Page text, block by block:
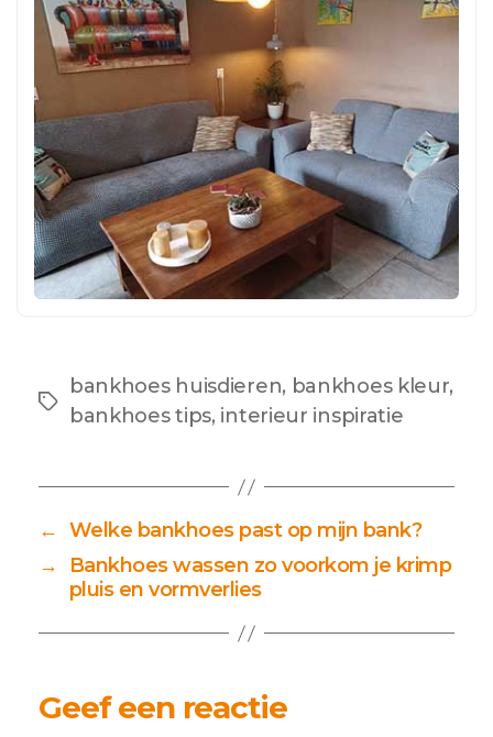
Tags
bankhoes huisdieren, bankhoes kleur,
bankhoes tips, interieur inspiratie
← Welke bankhoes past op mijn bank?
→
Bankhoes wassen zo voorkom je krimp
pluis en vormverlies
Geef een reactie